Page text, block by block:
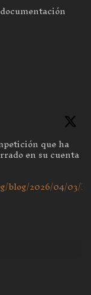
que ha
en su cuenta
blog/2026/04/03/